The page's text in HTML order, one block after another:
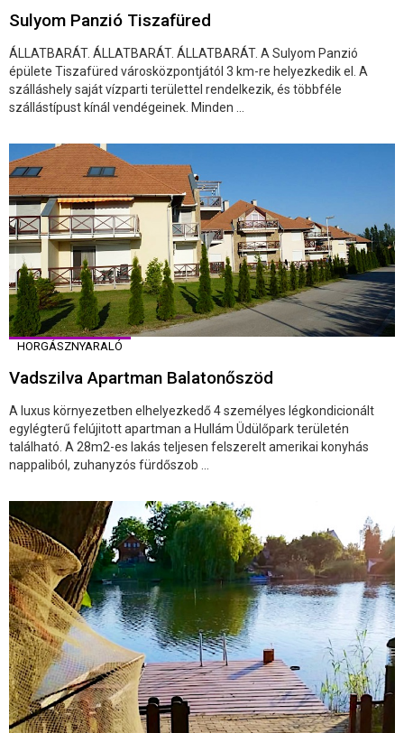
Sulyom Panzió Tiszafüred
ÁLLATBARÁT. ÁLLATBARÁT. ÁLLATBARÁT. A Sulyom Panzió
épülete Tiszafüred városközpontjától 3 km-re helyezkedik el. A
szálláshely saját vízparti területtel rendelkezik, és többféle
szállástípust kínál vendégeinek. Minden ...
HORGÁSZNYARALÓ
Vadszilva Apartman Balatonőszöd
A luxus környezetben elhelyezkedő 4 személyes légkondicionált
egylégterű felújitott apartman a Hullám Üdülőpark területén
található. A 28m2-es lakás teljesen felszerelt amerikai konyhás
nappaliból, zuhanyzós fürdőszob ...